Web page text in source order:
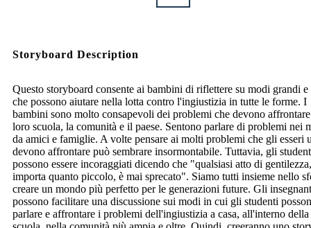
Storyboard Description
Questo storyboard consente ai bambini di riflettere su modi grandi
che possono aiutare nella lotta contro l'ingiustizia in tutte le forme. I
bambini sono molto consapevoli dei problemi che devono
loro scuola, la comunità e il paese. Sentono parlare di problemi nei
da amici e famiglie. A volte pensare ai molti problemi che gli esseri
devono affrontare può sembrare insormontabile. Tuttavia, gli
possono essere incoraggiati dicendo che "qualsiasi atto di
importa quanto piccolo, è mai sprecato". Siamo tutti insieme nello
creare un mondo più perfetto per le generazioni future. Gli
possono facilitare una discussione sui modi in cui gli studenti
parlare e affrontare i problemi dell'ingiustizia a casa, all'interno